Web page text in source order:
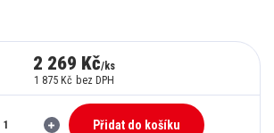
2 269 Kč/ks
1 875 Kč bez DPH
Přidat do košíku